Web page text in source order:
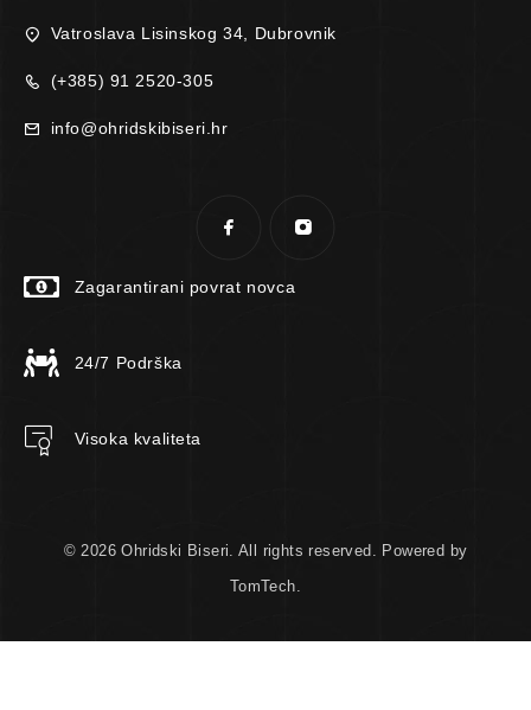
Vatroslava Lisinskog 34, Dubrovnik
(+385) 91 2520-305
info@ohridskibiseri.hr
Zagarantirani povrat novca
24/7 Podrška
Visoka kvaliteta
© 2026 Ohridski Biseri. All rights reserved. Powered by
TomTech.